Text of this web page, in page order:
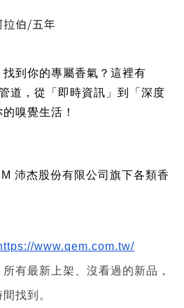
拉伯/五年
到你的專屬香氣？這裡有
道，從「即時資訊」到「深度
嗅覺生活！
沛杰股份有限公司旗下各類香
www.qem.com.tw/
有最新上架、沒看過的新品，
找到。